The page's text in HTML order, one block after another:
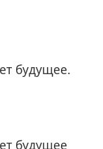
будущее.
будущее